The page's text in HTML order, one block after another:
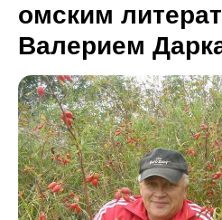
омским
Валерием